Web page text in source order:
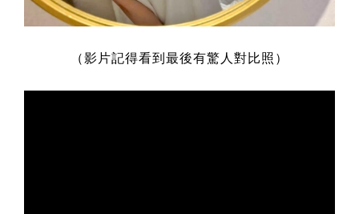
（影片記得看到最後有驚人對比照）